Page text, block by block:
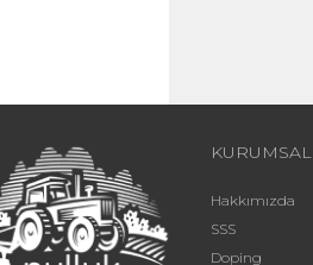
KURUMSAL
Hakkımızda
SSS
Doping